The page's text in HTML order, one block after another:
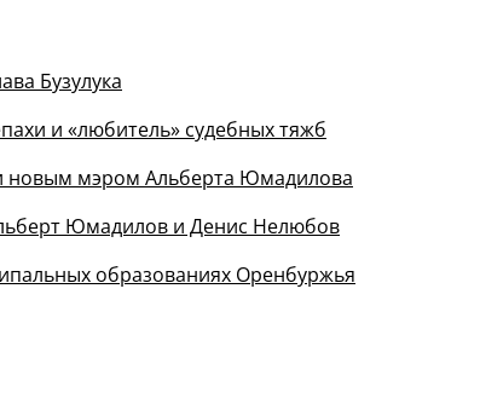
Бузулука
и «любитель» судебных тяжб
новым мэром Альберта Юмадилова
Юмадилов и Денис Нелюбов
образованиях Оренбуржья